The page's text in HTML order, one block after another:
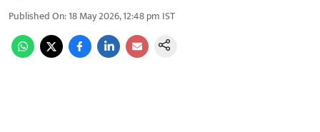
Published On:18 May 2026, 12:48 pm IST